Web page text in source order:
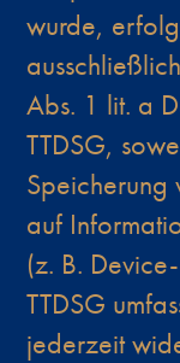
wurde,
Abs. 1 lit. a
TTDSG,
auf
(z. B.
TTDSG
jederzeit